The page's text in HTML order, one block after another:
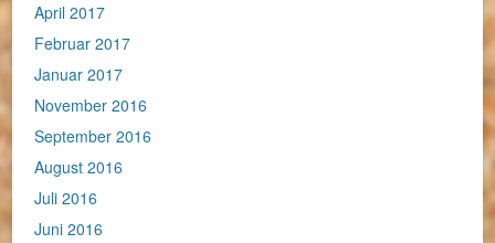
April 2017
Februar 2017
Januar 2017
November 2016
September 2016
August 2016
Juli 2016
Juni 2016